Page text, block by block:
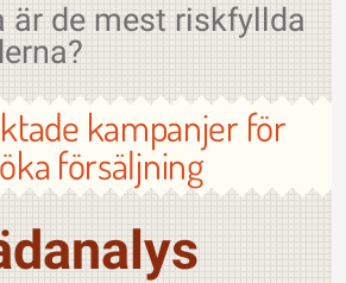
är de mest riskfyllda
kampanjer för
försäljning